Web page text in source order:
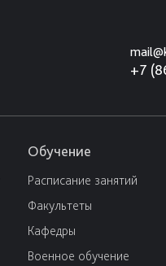
+7
Обучение
Расписание занятий
Факультеты
Кафедры
Военное обучение